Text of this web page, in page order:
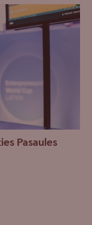
Pasaules